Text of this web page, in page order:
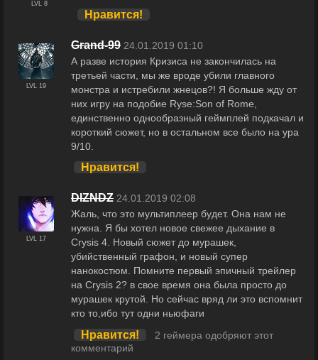
LVL 8
Нравится!
LVL 19
Grand-99 24.01.2019 01:10
А разве история Кризиса не закончилась на
третьей части, мы же вроде убили главного
монстра и истребили жнецов?! Я больше жду от
них игру на подобие Ryse:Son of Rome,
единственно однообразный геймплей подкачал и
короткий сюжет, но в остальном все было на ура
9/10.
Нравится!
LVL 17
DIZNDZ 24.01.2019 02:08
Жаль, что это мультиплеер будет. Она нам не
нужна. Я бы хотел новое свежее дыхание в
Crysis 4. Новый сюжет до мурашек,
убийственный графон, и новый супер
нанокостюм. Помните первый эпичный трейлер
на Crysis 2? в свое время она была просто до
мурашек крутой. Но сейчас вряд ли это вспомнит
кто то,ибо тут одни ньюфаги
Нравится!
2 геймера одобряют этот
комментарий